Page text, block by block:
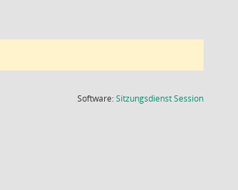
Software:SitzungsdienstSession(Wird in